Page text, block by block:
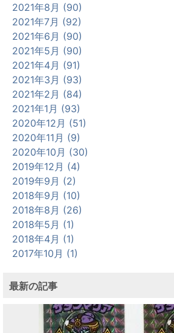
2021年8月 (90)
2021年7月 (92)
2021年6月 (90)
2021年5月 (90)
2021年4月 (91)
2021年3月 (93)
2021年2月 (84)
2021年1月 (93)
2020年12月 (51)
2020年11月 (9)
2020年10月 (30)
2019年12月 (4)
2019年9月 (2)
2018年9月 (10)
2018年8月 (26)
2018年5月 (1)
2018年4月 (1)
2017年10月 (1)
最新の記事